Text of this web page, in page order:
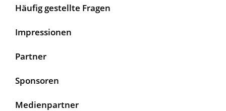
Häufig gestellte Fragen
Impressionen
Partner
Sponsoren
Medienpartner